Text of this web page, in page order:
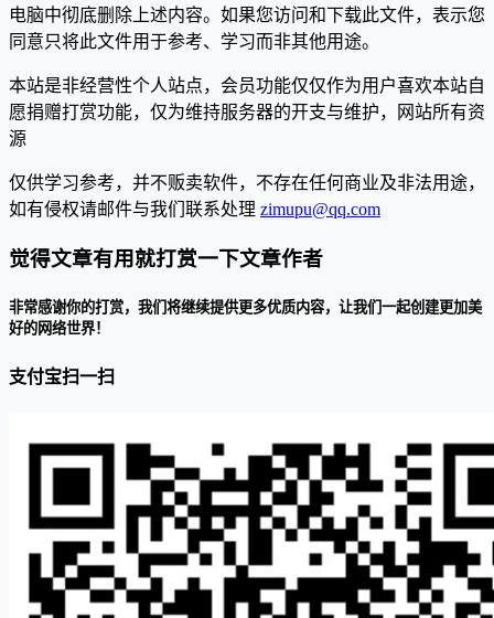
电脑中彻底删除上述内容。如果您访问和下载此文件，表示您
同意只将此文件用于参考、学习而非其他用途。
本站是非经营性个人站点，会员功能仅仅作为用户喜欢本站自
愿捐赠打赏功能，仅为维持服务器的开支与维护，网站所有资
源
仅供学习参考，并不贩卖软件，不存在任何商业及非法用途，
如有侵权请邮件与我们联系处理 zimupu@qq.com
觉得文章有用就打赏一下文章作者
非常感谢你的打赏，我们将继续提供更多优质内容，让我们一起创建更加美
好的网络世界！
支付宝扫一扫